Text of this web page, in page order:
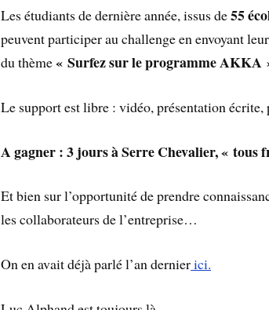
Les étudiants de dernière année, issus de55
peuvent participer au challenge en envoyant
du thème« Surfez sur le programme AKKA
Le support est libre : vidéo, présentation
A gagner : 3 jours à Serre Chevalier, « tous
Et bien sur l’opportunité de prendre
les collaborateurs de l’entreprise…
On en avait déjà parlé l’an dernierici.